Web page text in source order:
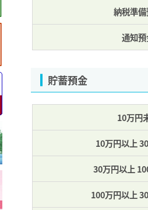
納税準
通知
貯蓄預金
10万円
10万円以上
30万円以上
100万円以上